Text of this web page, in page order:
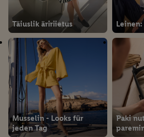
Täiuslik äririietus
Musselin - Looks für
jeden Tag
Paki